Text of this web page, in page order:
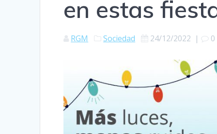
en estas
RGM Sociedad 24/12/2022 | 0